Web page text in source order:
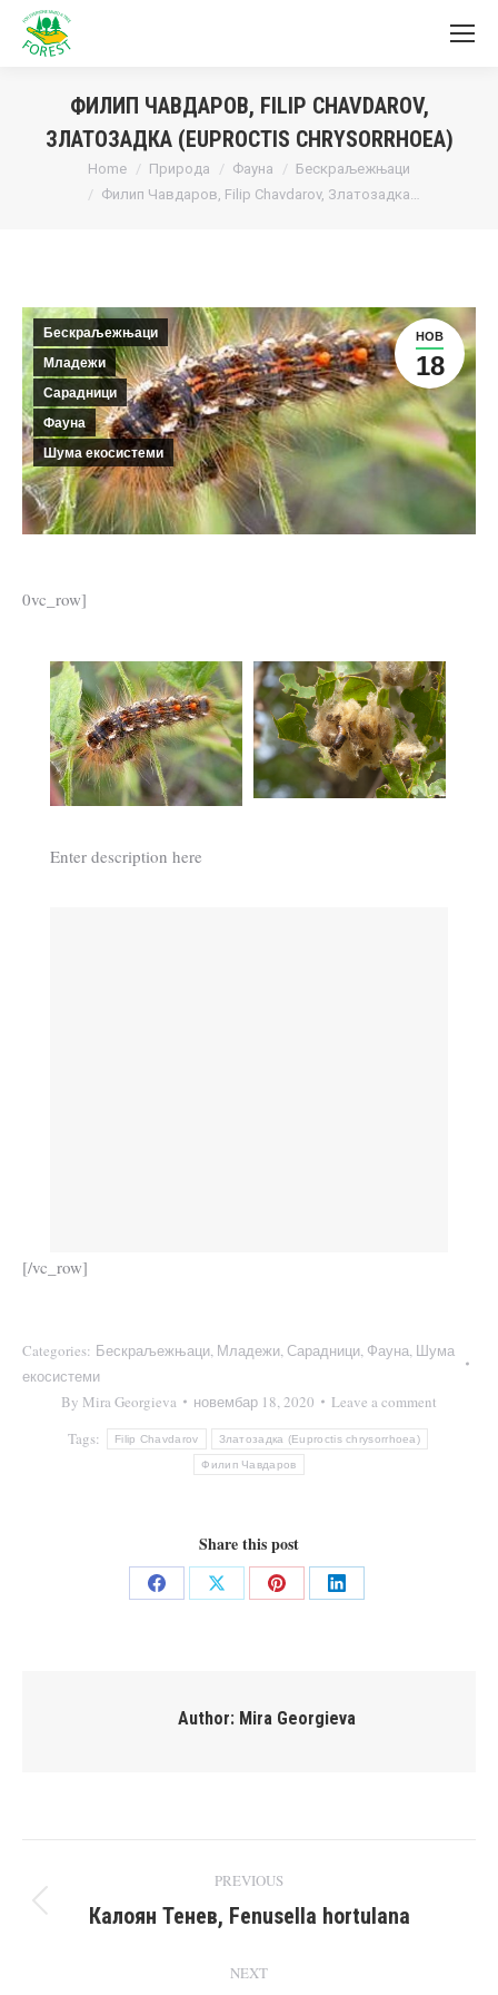
ФИЛИП ЧАВДАРОВ, FILIP CHAVDAROV,
ЗЛАТОЗАДКА (EUPROCTIS CHRYSORRHOEA)
You are here:
Home Природа Фауна
Бескраљежњаци
Филип Чавдаров, Filip Chavdarov, Златозадка…
НОВ
18
Бескраљежњаци
Младежи
Сарадници
Фауна
Шума екосистеми
0vc_row]
Enter description here
[/vc_row]
Categories: Бескраљежњаци, Младежи,Сарадници, Фауна, Шума
екосистеми
By Mira Georgieva новембар 18, 2020
Leave a comment
Tags:
Filip Chavdarov Златозадка (Euproctis chrysorrhoea)
Филип Чавдаров
Share this post
Share
Share
Share
Share
Author: Mira Georgieva
navigation
PREVIOUS
Previous
Калоян Тенев, Fenusella hortulana
NEXT